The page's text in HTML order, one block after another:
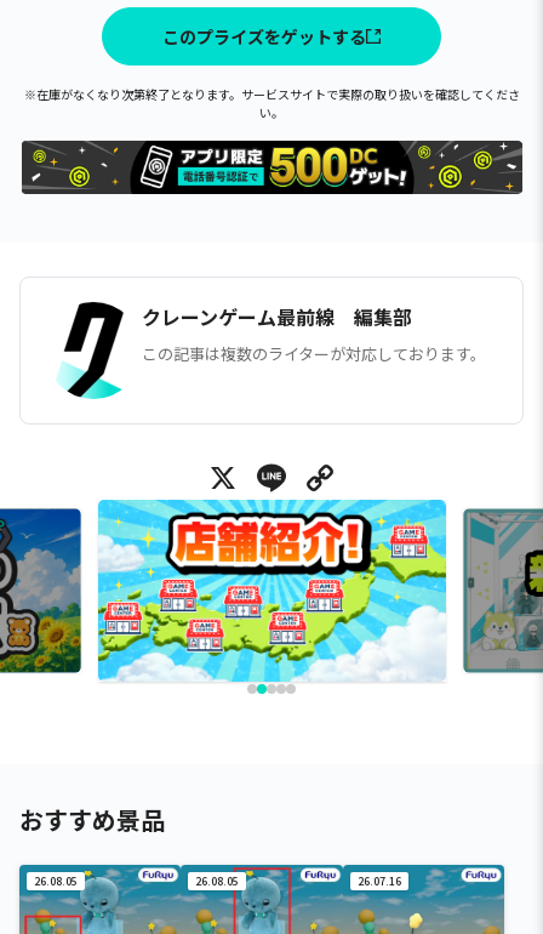
このプライズをゲットする
※在庫がなくなり次第終了となります。サービスサイトで実際の取り扱いを確認してくださ
い。
クレーンゲーム最前線 編集部
この記事は複数のライターが対応しております。
X Line
おすすめ景品
26.08.05 26.08.05 26.07.16